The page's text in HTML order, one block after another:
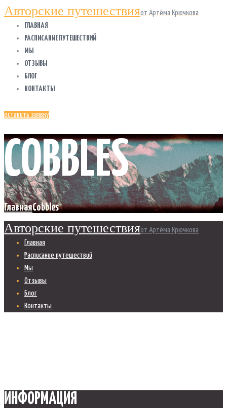
Авторские путешествияот Артёма Крючкова
ГЛАВНАЯ
РАСПИСАНИЕ ПУТЕШЕСТВИЙ
МЫ
ОТЗЫВЫ
БЛОГ
КОНТАКТЫ
оставить заявку
COBBLES
ГлавнаяCobbles
Авторские путешествияот Артёма Крючкова
Главная
Расписание путешествий
Мы
Отзывы
Блог
Контакты
ИНФОРМАЦИЯ